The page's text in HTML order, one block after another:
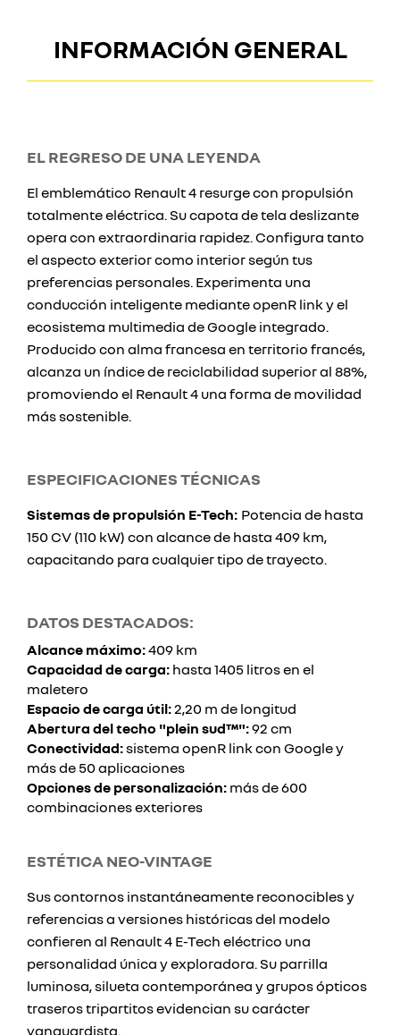
INFORMACIÓN GENERAL
EL REGRESO DE UNA LEYENDA
El emblemático Renault 4 resurge con propulsión
totalmente eléctrica. Su capota de tela deslizante
opera con extraordinaria rapidez. Configura tanto
el aspecto exterior como interior según tus
preferencias personales. Experimenta una
conducción inteligente mediante openR link y el
ecosistema multimedia de Google integrado.
Producido con alma francesa en territorio francés,
alcanza un índice de reciclabilidad superior al 88%,
promoviendo el Renault 4 una forma de movilidad
más sostenible.
ESPECIFICACIONES TÉCNICAS
Sistemas de propulsión E-Tech: Potencia de hasta
150 CV (110 kW) con alcance de hasta 409 km,
capacitando para cualquier tipo de trayecto.
DATOS DESTACADOS:
Alcance máximo:409 km
Capacidad de carga: hasta 1405 litros en el
maletero
Espacio de carga útil:2,20 m de longitud
Abertura del techo "plein sud™":92 cm
Conectividad:sistema openR link con Google y
más de 50 aplicaciones
Opciones de personalización: más de 600
combinaciones exteriores
ESTÉTICA NEO-VINTAGE
Sus contornos instantáneamente reconocibles y
referencias a versiones históricas del modelo
confieren al Renault 4 E-Tech eléctrico una
personalidad única y exploradora. Su parrilla
luminosa, silueta contemporánea y grupos ópticos
traseros tripartitos evidencian su carácter
vanguardista.